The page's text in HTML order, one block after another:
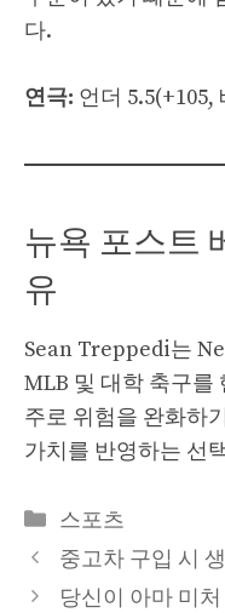
다.
연극: 언더 5.5(+105,
뉴욕 포스트
유
Sean Treppedi는
MLB 및 대학 축구를
주로 위험을 완화하
가치를 반영하는 선
Categories
스포츠
중고차 구입 시
당신이 아마 미